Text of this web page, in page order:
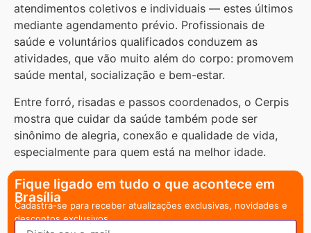
atendimentos coletivos e individuais — estes últimos
mediante agendamento prévio. Profissionais de
saúde e voluntários qualificados conduzem as
atividades, que vão muito além do corpo: promovem
saúde mental, socialização e bem-estar.
Entre forró, risadas e passos coordenados, o Cerpis
mostra que cuidar da saúde também pode ser
sinônimo de alegria, conexão e qualidade de vida,
especialmente para quem está na melhor idade.
Fique ligado em tudo o que acontece em
Brasília
Cadastra-se para receber atualizações exclusivas, novidades e
descontos exclusivos.